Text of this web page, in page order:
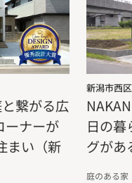
繋がる広
ーナーが
まい（新
新潟市西
日の
グがあ
庭のある家